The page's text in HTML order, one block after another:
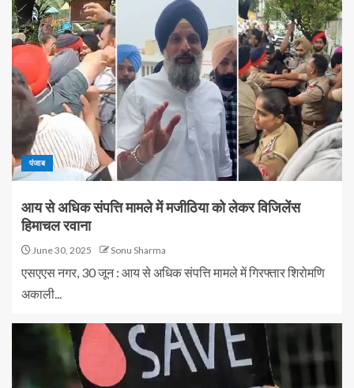
पंजाब
आय से अधिक संपत्ति मामले में मजीठिया को लेकर विजिलेंस
हिमाचल रवाना
June 30, 2025 Sonu Sharma
एसएएस नगर, 30 जून : आय से अधिक संपत्ति मामले में गिरफ्तार शिरोमणि
अकाली...